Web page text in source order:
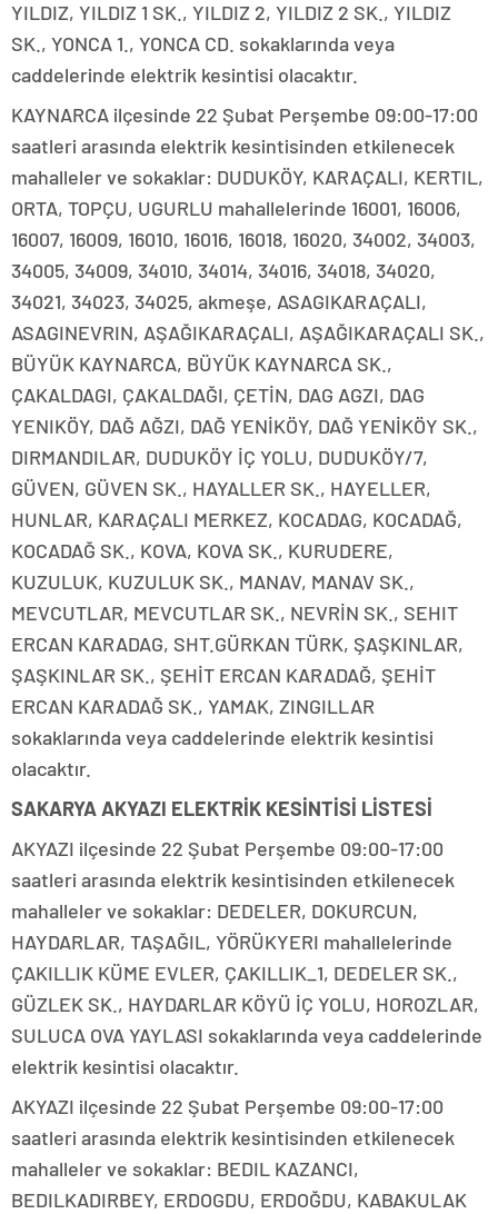
YILDIZ, YILDIZ 1 SK., YILDIZ 2, YILDIZ 2 SK., YILDIZ
SK., YONCA 1., YONCA CD. sokaklarında veya
caddelerinde elektrik kesintisi olacaktır.
KAYNARCA ilçesinde 22 Şubat Perşembe 09:00-17:00
saatleri arasında elektrik kesintisinden etkilenecek
mahalleler ve sokaklar: DUDUKÖY, KARAÇALI, KERTIL,
ORTA, TOPÇU, UGURLU mahallelerinde 16001, 16006,
16007, 16009, 16010, 16016, 16018, 16020, 34002, 34003,
34005, 34009, 34010, 34014, 34016, 34018, 34020,
34021, 34023, 34025, akmeşe, ASAGIKARAÇALI,
ASAGINEVRIN, AŞAĞIKARAÇALI, AŞAĞIKARAÇALI SK.,
BÜYÜK KAYNARCA, BÜYÜK KAYNARCA SK.,
ÇAKALDAGI, ÇAKALDAĞI, ÇETİN, DAG AGZI, DAG
YENIKÖY, DAĞ AĞZI, DAĞ YENİKÖY, DAĞ YENİKÖY SK.,
DIRMANDILAR, DUDUKÖY İÇ YOLU, DUDUKÖY/7,
GÜVEN, GÜVEN SK., HAYALLER SK., HAYELLER,
HUNLAR, KARAÇALI MERKEZ, KOCADAG, KOCADAĞ,
KOCADAĞ SK., KOVA, KOVA SK., KURUDERE,
KUZULUK, KUZULUK SK., MANAV, MANAV SK.,
MEVCUTLAR, MEVCUTLAR SK., NEVRİN SK., SEHIT
ERCAN KARADAG, SHT.GÜRKAN TÜRK, ŞAŞKINLAR,
ŞAŞKINLAR SK., ŞEHİT ERCAN KARADAĞ, ŞEHİT
ERCAN KARADAĞ SK., YAMAK, ZINGILLAR
sokaklarında veya caddelerinde elektrik kesintisi
olacaktır.
SAKARYA AKYAZI ELEKTRİK KESİNTİSİ LİSTESİ
AKYAZI ilçesinde 22 Şubat Perşembe 09:00-17:00
saatleri arasında elektrik kesintisinden etkilenecek
mahalleler ve sokaklar: DEDELER, DOKURCUN,
HAYDARLAR, TAŞAĞIL, YÖRÜKYERI mahallelerinde
ÇAKILLIK KÜME EVLER, ÇAKILLIK_1, DEDELER SK.,
GÜZLEK SK., HAYDARLAR KÖYÜ İÇ YOLU, HOROZLAR,
SULUCA OVA YAYLASI sokaklarında veya caddelerinde
elektrik kesintisi olacaktır.
AKYAZI ilçesinde 22 Şubat Perşembe 09:00-17:00
saatleri arasında elektrik kesintisinden etkilenecek
mahalleler ve sokaklar: BEDIL KAZANCI,
BEDILKADIRBEY, ERDOGDU, ERDOĞDU, KABAKULAK